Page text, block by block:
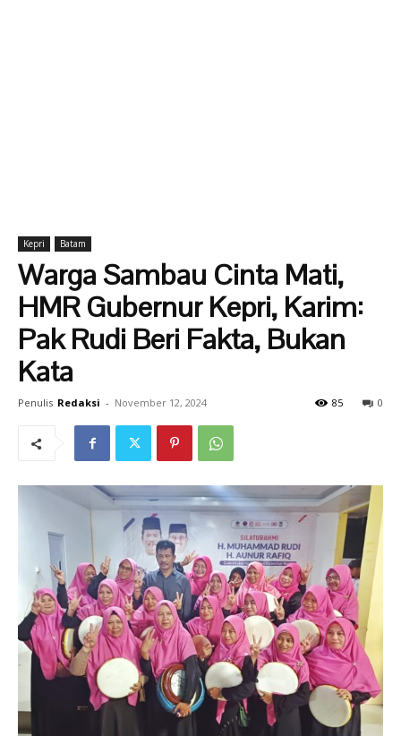
Kepri Batam
Warga Sambau Cinta Mati,
HMR Gubernur Kepri, Karim:
Pak Rudi Beri Fakta, Bukan
Kata
Penulis Redaksi - November 12, 2024 0
85